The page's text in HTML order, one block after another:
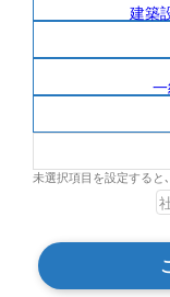
建築
未選択項目を設定すると
鳥取県/須山